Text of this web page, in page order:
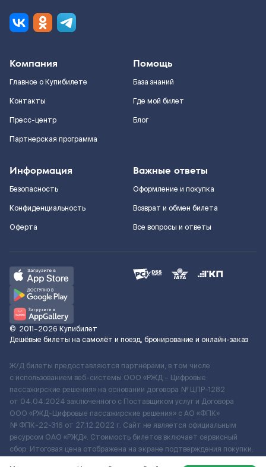
Компания
Главное о Купибилете
Контакты
Пресс-центр
Партнерская программа
Помощь
База знаний
Где мой билет
Блог
Информация
Безопасность
Конфиденциальность
Оферта
Важные ответы
Оформление и покупка
Возврат и обмен билета
Все вопросы и ответы
© 2011–2026 Купибилет
Дешёвые билеты на самолёт и поезд, бронирование и онлайн-заказ
Ж/Д билеты предоставляются партнёрами, в том числе
с использованием веб-системы ООО «РЖД – Цифровые
пассажирские решения» на основании договора № ЦПР-1282
от 04.04.2024 заключенного с Поставщиком услуг и Договора
ООО «РЖД-Цифровые пассажирские решения» c АО «ФПК»
№ ФПК-22-316 от 27.12.2022 г. Сайт не является официальным
ресурсом ОАО «РЖД». Стоимость билетов включает сервисный
сбор. Итоговая цена отображена на экране подтверждения покупки.